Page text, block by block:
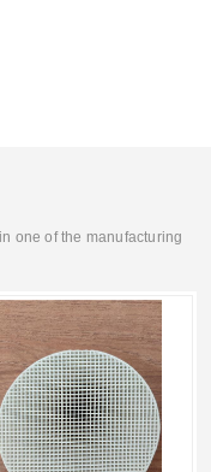
one of the manufacturing